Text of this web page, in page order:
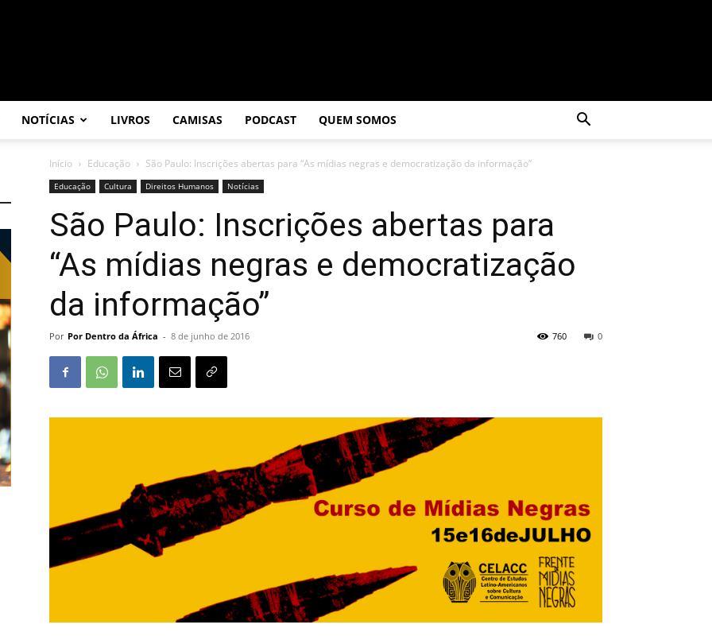
NOTÍCIAS LIVROS CAMISAS PODCAST QUEM SOMOS
Início Educação São Paulo: Inscrições abertas para “As mídias negras e democratização da informação”
Educação Cultura Direitos Humanos Notícias
São Paulo: Inscrições abertas para
“As mídias negras e democratização
da informação”
Por Por Dentro da África - 8 de junho de 2016 0
760